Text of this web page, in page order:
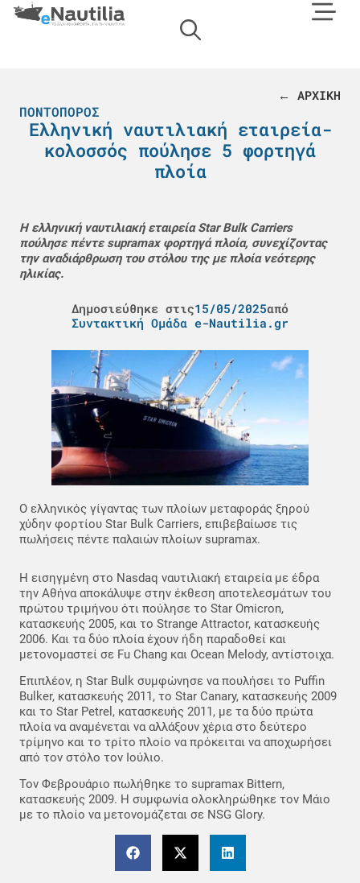
← ΑΡΧΙΚΗ
ΠΟΝΤΟΠΌΡΟΣ
Ελληνική ναυτιλιακή εταιρεία-
κολοσσός πούλησε 5 φορτηγά
πλοία
Η ελληνική ναυτιλιακή εταιρεία Star Bulk Carriers
πούλησε πέντε supramax φορτηγά πλοία, συνεχίζοντας
την αναδιάρθρωση του στόλου της με πλοία νεότερης
ηλικίας.
Δημοσιεύθηκε στις15/05/2025από
Συντακτική Ομάδα e-Nautilia.gr
Ο ελληνικός γίγαντας των πλοίων μεταφοράς ξηρού
χύδην φορτίου Star Bulk Carriers, επιβεβαίωσε τις
πωλήσεις πέντε παλαιών πλοίων supramax.
Η εισηγμένη στο Nasdaq ναυτιλιακή εταιρεία με έδρα
την Αθήνα αποκάλυψε στην έκθεση αποτελεσμάτων του
πρώτου τριμήνου ότι πούλησε το Star Omicron,
κατασκευής 2005, και το Strange Attractor, κατασκευής
2006. Και τα δύο πλοία έχουν ήδη παραδοθεί και
μετονομαστεί σε Fu Chang και Ocean Melody, αντίστοιχα.
Επιπλέον, η Star Bulk συμφώνησε να πουλήσει το Puffin
Bulker, κατασκευής 2011, το Star Canary, κατασκευής 2009
και το Star Petrel, κατασκευής 2011, με τα δύο πρώτα
πλοία να αναμένεται να αλλάξουν χέρια στο δεύτερο
τρίμηνο και το τρίτο πλοίο να πρόκειται να αποχωρήσει
από τον στόλο τον Ιούλιο.
Τον Φεβρουάριο πωλήθηκε το supramax Bittern,
κατασκευής 2009. Η συμφωνία ολοκληρώθηκε τον Μάιο
με το πλοίο να μετονομάζεται σε NSG Glory.